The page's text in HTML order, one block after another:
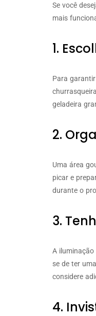
Se você
mais
1.
Para
geladeira
2.
Uma área
picar e
durante o
3.
A iluminação
se de ter
considere
4.